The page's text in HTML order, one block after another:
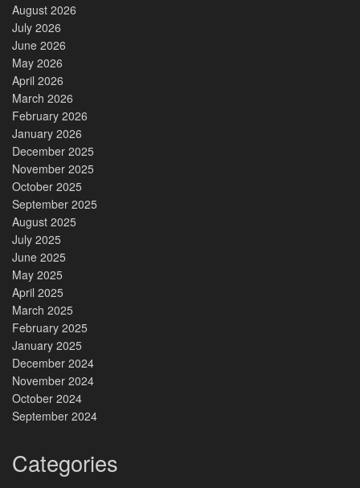
August 2026
July 2026
June 2026
May 2026
April 2026
March 2026
February 2026
January 2026
December 2025
November 2025
October 2025
September 2025
August 2025
July 2025
June 2025
May 2025
April 2025
March 2025
February 2025
January 2025
December 2024
November 2024
October 2024
September 2024
Categories